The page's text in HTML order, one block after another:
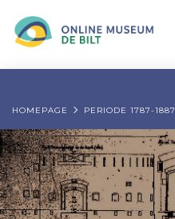
HOMEPAGE PERIODE 1787-1887